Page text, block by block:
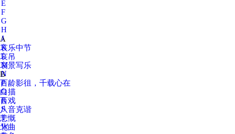
E
F
G
H
J
K
L
M
N
P
Q
R
S
T
W
A
哀乐中节
哀吊
哀景写乐
B
百龄影徂，千载心在
白描
百戏
八音克谐
悲慨
北曲